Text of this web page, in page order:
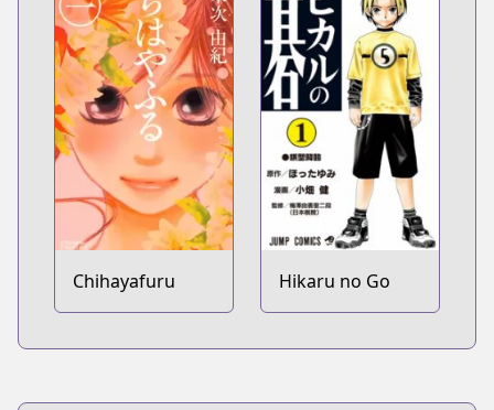
Chihayafuru Hikaru no Go